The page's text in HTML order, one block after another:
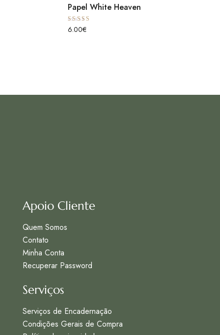
Papel White Heaven
Avaliação
5.00 de 5
6.00€
Apoio Cliente
Quem Somos
Contato
Minha Conta
Recuperar Password
Serviços
Serviços de Encadernação
Condições Gerais de Compra